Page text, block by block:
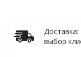
выбор